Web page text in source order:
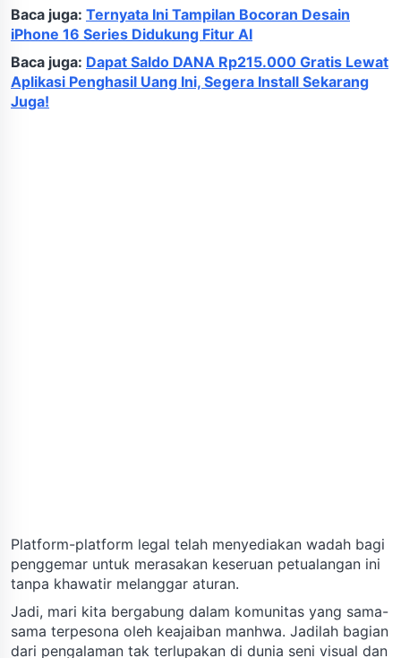
Baca juga: Ternyata Ini Tampilan Bocoran Desain
iPhone 16 Series Didukung Fitur AI
Baca juga: Dapat Saldo DANA Rp215.000 Gratis Lewat
Aplikasi Penghasil Uang Ini, Segera Install Sekarang
Juga!
Platform-platform legal telah menyediakan wadah bagi
penggemar untuk merasakan keseruan petualangan ini
tanpa khawatir melanggar aturan.
Jadi, mari kita bergabung dalam komunitas yang sama-
sama terpesona oleh keajaiban manhwa. Jadilah bagian
dari pengalaman tak terlupakan di dunia seni visual dan